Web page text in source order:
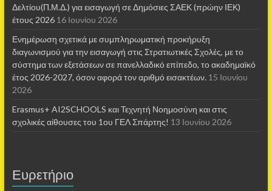
Δελτίου(Π.Μ.Δ.) για εισαγωγή σε Δημόσιες ΣΑΕΚ (πρώην ΙΕΚ)
έτους 2026 16 Ιουνίου 2026
Ενημέρωση σχετικά με συμπληρωματική προκήρυξη
διαγωνισμού για την εισαγωγή στις Στρατιωτικές Σχολές, με το
σύστημα των εξετάσεων σε πανελλαδικό επίπεδο, το ακαδημαϊκό
έτος 2026-2027, όσον αφορά τον αριθμό εισακτέων. 15 Ιουνίου
2026
Erasmus+ AI2SCHOOLS και Τεχνητή Νοημοσύνη και στις
σχολικές αίθουσες τoυ 1ου ΓΕΛ Σπάρτης! 13 Ιουνίου 2026
Ευρετήριο